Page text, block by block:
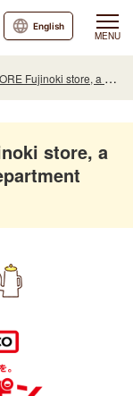
MENU
English
GASHAPON Department Store
store, a